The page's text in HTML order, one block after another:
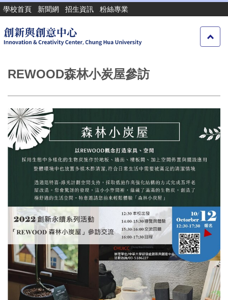
跳
到
主
要
區
學校首頁 新聞網 招生資訊 粉絲專業
REWOOD森林小炭屋參訪